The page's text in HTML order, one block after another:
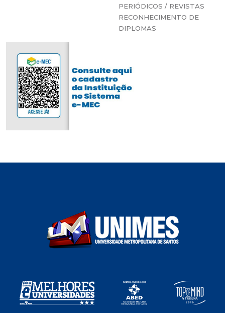
PERIÓDICOS / REVISTAS
RECONHECIMENTO DE
DIPLOMAS